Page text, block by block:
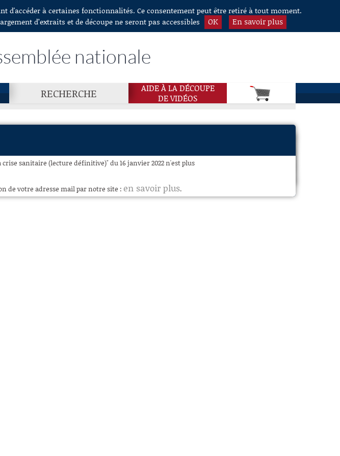
d'accéder à certaines fonctionnalités. Ce consentement peut être retiré à tout moment.
d’extraits et de découpe ne seront pas accessibles
OK En savoir plus
nationale
RECHERCHE
AIDE À LA DÉCOUPE
DE VIDÉOS
sanitaire (lecture définitive)" du 16 janvier 2022 n'est plus
de votre adresse mail par notre site : en savoir plus.